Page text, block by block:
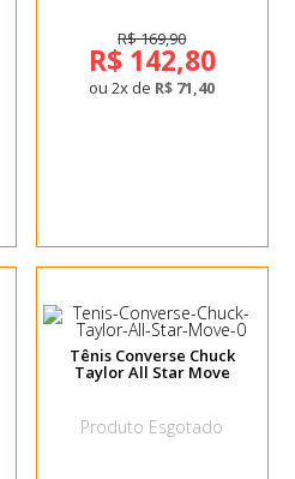
R$ 169,90
R$ 142,80
ou 2x de R$ 71,40
Tênis Converse Chuck
Taylor All Star Move
Produto Esgotado